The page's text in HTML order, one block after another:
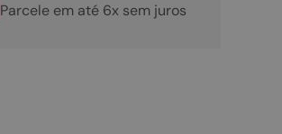
Parcele em até 6x sem juros